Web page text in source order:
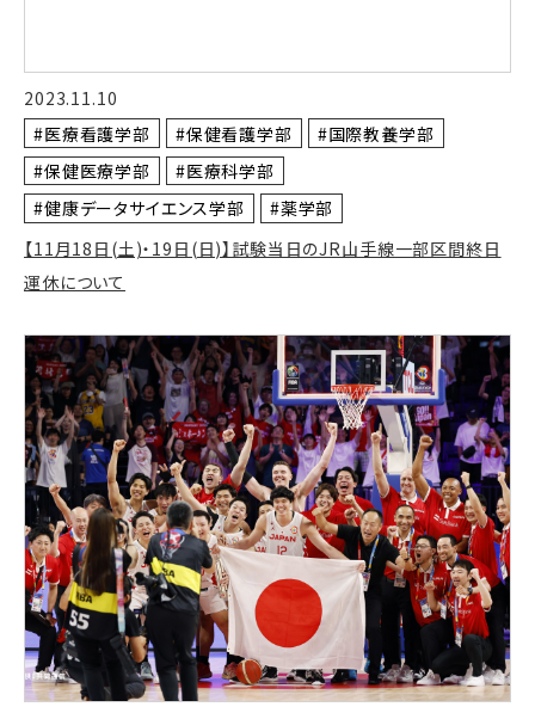
2023.11.10
#医療看護学部
#保健看護学部
#国際教養学部
#保健医療学部
#医療科学部
#健康データサイエンス学部
#薬学部
【11月18日(土)・19日(日)】試験当日のJR山手線一部区間終日
運休について